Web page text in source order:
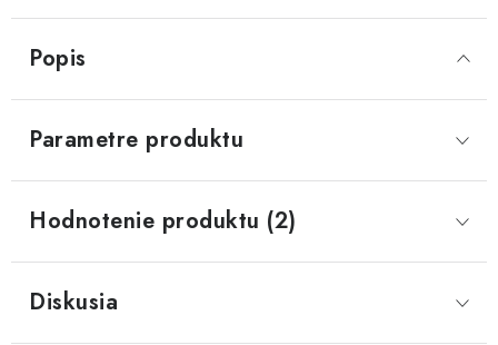
Popis
Parametre produktu
Hodnotenie produktu (2)
Diskusia